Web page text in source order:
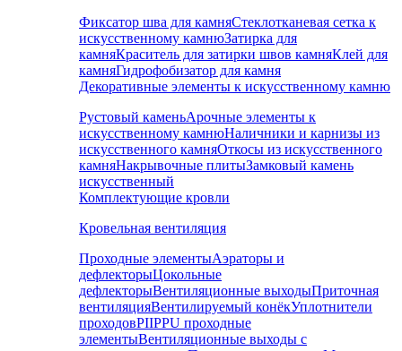
Фиксатор шва для камняСтеклотканевая сетка к
искусственному камнюЗатирка для
камняКраситель для затирки швов камняКлей для
камняГидрофобизатор для камня
Декоративные элементы к искусственному камню
Рустовый каменьАрочные элементы к
искусственному камнюНаличники и карнизы из
искусственного камняОткосы из искусственного
камняНакрывочные плитыЗамковый камень
искусственный
Комплектующие кровли
Кровельная вентиляция
Проходные элементыАэраторы и
дефлекторыЦокольные
дефлекторыВентиляционные выходыПриточная
вентиляцияВентилируемый конёкУплотнители
проходовPIIPPU проходные
элементыВентиляционные выходы с